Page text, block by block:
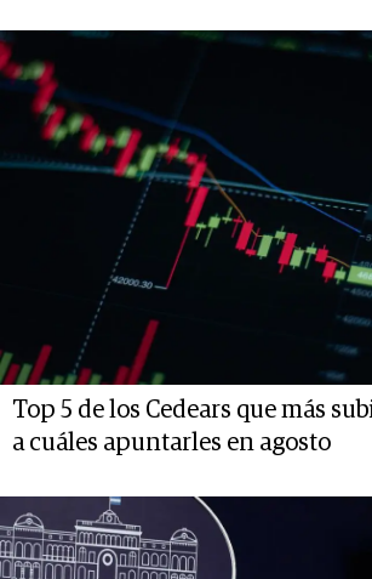
Top 5 de los Cedears que más
a cuáles apuntarles en agosto